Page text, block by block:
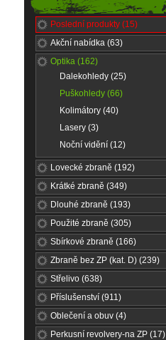
Poslední produkty (15)
Akční nabídka (63)
Optika (162)
Dalekohledy (25)
Puškohledy (66)
Kolimátory (40)
Lasery (3)
Noční vidění (12)
Lovecké zbraně (192)
Krátké zbraně (349)
Dlouhé zbraně (193)
Použité zbraně (305)
Sbírkové zbraně (166)
Zbraně bez ZP (kat. D) (239)
Střelivo (638)
Příslušenství (911)
Oblečení a obuv (4)
Perkusní revolvery-na ZP (17)